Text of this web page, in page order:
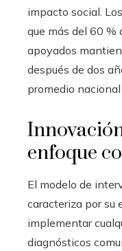
impacto social.
que más del 60 %
apoyados
después de dos
promedio
enfoque
El modelo de
caracteriza por su
implementar
diagnósticos